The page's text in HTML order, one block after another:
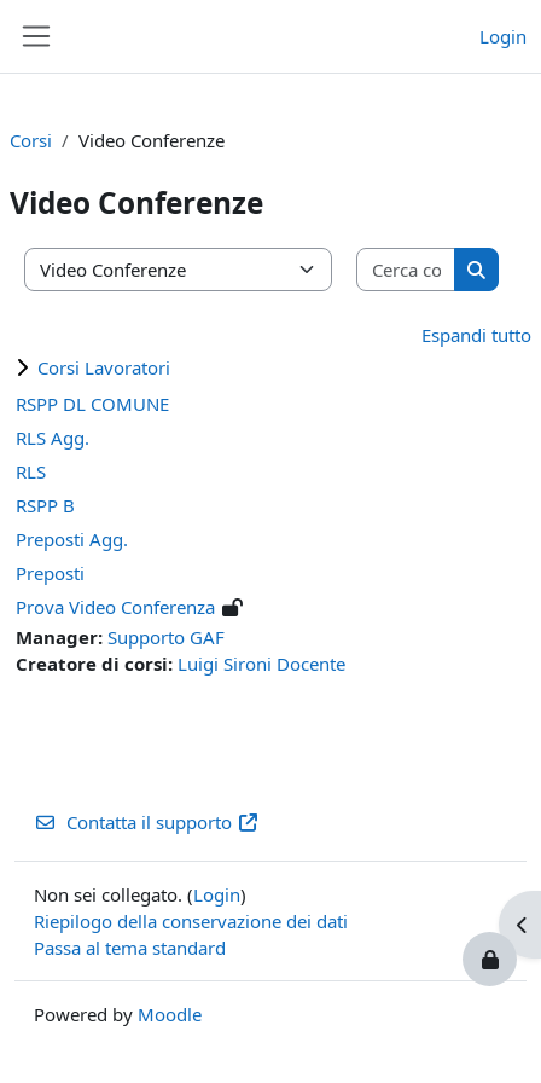
Login
Corsi Video Conferenze
Video Conferenze
Categorie di corso
Cerca
Cerca
Espandi tutto
Corsi Lavoratori
RSPP DL COMUNE
RLS Agg.
RLS
RSPP B
Preposti Agg.
Preposti
Prova Video Conferenza
Manager: Supporto GAF
Creatore di corsi: Luigi Sironi Docente
Contatta il supporto
Non sei collegato. (Login)
Riepilogo della conservazione dei dati
Passa al tema standard
Powered by Moodle